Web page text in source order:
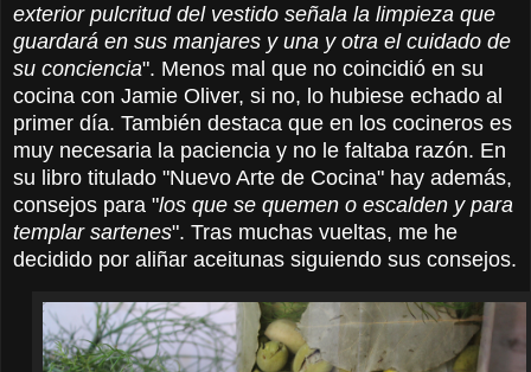
exterior pulcritud del vestido señala la limpieza que
guardará en sus manjares y una y otra el cuidado de
su conciencia". Menos mal que no coincidió en su
cocina con Jamie Oliver, si no, lo hubiese echado al
primer día. También destaca que en los cocineros es
muy necesaria la paciencia y no le faltaba razón. En
su libro titulado "Nuevo Arte de Cocina" hay además,
consejos para "los que se quemen o escalden y para
templar sartenes". Tras muchas vueltas, me he
decidido por aliñar aceitunas siguiendo sus consejos.